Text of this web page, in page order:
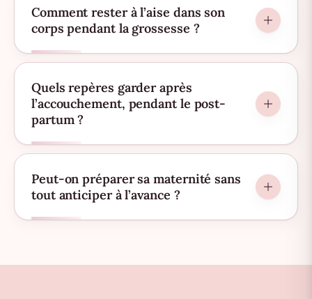
Comment rester à l’aise dans son
corps pendant la grossesse ?
Quels repères garder après
l’accouchement, pendant le post-
partum ?
Peut-on préparer sa maternité sans
tout anticiper à l’avance ?